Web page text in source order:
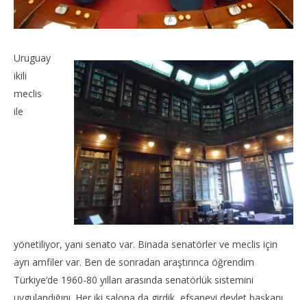
Uruguay
ikili
meclis
ile
yönetiliyor, yani senato var. Binada senatörler ve meclis için
ayrı amfiler var. Ben de sonradan araştırınca öğrendim
Türkiye’de 1960-80 yılları arasında senatörlük sistemini